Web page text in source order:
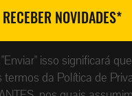
isso significará
da Política de